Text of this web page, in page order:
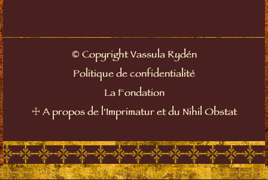
©Copyright Vassula Rydén
Politique de confidentialité
La Fondation
☩ A propos de l'Imprimatur et du Nihil Obstat